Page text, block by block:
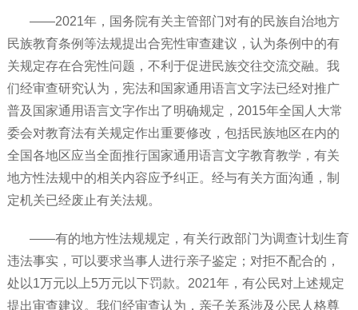
——2021年，国务院有关主管部门对有的民族自治地方
民族教育条例等法规提出合宪性审查建议，认为条例中的有
关规定存在合宪性问题，不利于促进民族交往交流交融。我
们经审查研究认为，宪法和国家通用语言文字法已经对推广
普及国家通用语言文字作出了明确规定，2015年全国人大常
委会对教育法有关规定作出重要修改，包括民族地区在内的
全国各地区应当全面推行国家通用语言文字教育教学，有关
地方性法规中的相关内容应予纠正。经与有关方面沟通，制
定机关已经废止有关法规。
——有的地方性法规规定，有关行政部门为调查计划生育
违法事实，可以要求当事人进行亲子鉴定；对拒不配合的，
处以1万元以上5万元以下罚款。2021年，有公民对上述规定
提出审查建议。我们经审查认为，亲子关系涉及公民人格尊